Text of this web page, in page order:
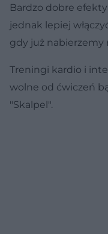
Bardzo dobre
jednak lepiej
gdy już nabierzemy
Treningi kardio i
wolne od ćwiczeń
"Skalpel".